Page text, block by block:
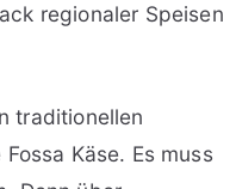
regionaler Speisen
traditionellen
Käse. Es muss